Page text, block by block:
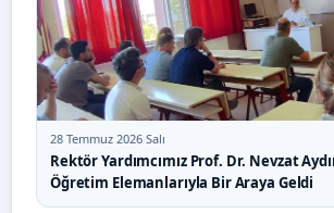
28 Temmuz 2026 Salı
Rektör Yardımcımız Prof. Dr. Nevzat
Öğretim Elemanlarıyla Bir Araya Geldi